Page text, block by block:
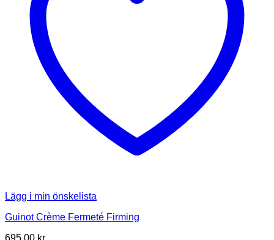
Lägg i min önskelista
Guinot Crème Fermeté Firming